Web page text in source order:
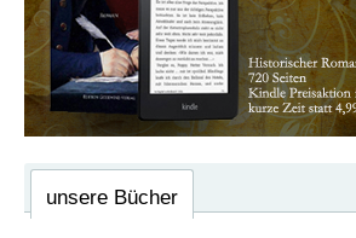
unsere Bücher